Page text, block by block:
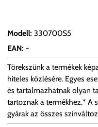
Modell: 330700S5
EAN: -
Törekszünk a termékek
hiteles közlésére. Egyes
és tartalmazhatnak olyan
tartoznak a termékhez.* A
gyárak az összes